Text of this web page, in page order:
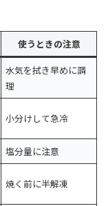
使うときの注意
水気を拭き早めに調
理
小分けして急冷
塩分量に注意
焼く前に半解凍